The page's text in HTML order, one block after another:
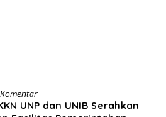
UNP dan UNIB Serahkan